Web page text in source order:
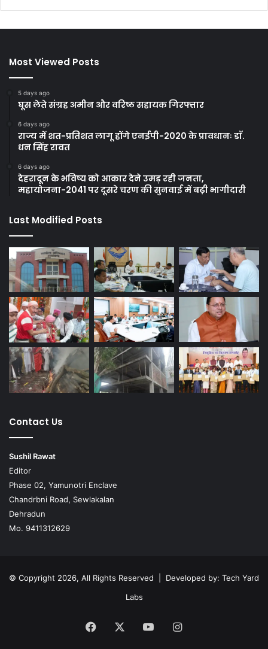
Most Viewed Posts
5 days ago
घूस लेते संग्रह अमीन और वरिष्ठ सहायक गिरफ्तार
6 days ago
राज्य में शत-प्रतिशत लागू होंगे एनईपी-2020 के प्रावधानः डाॅ.
धन सिंह रावत
6 days ago
देहरादून के भविष्य को आकार देने उमड़ रही जनता,
महायोजना-2041 पर दूसरे चरण की सुनवाई में बढ़ी भागीदारी
Last Modified Posts
Contact Us
Sushil Rawat
Editor
Phase 02, Yamunotri Enclave
Chandrbni Road, Sewlakalan
Dehradun
Mo. 9411312629
© Copyright 2026, All Rights Reserved | Developed by: Tech Yard
Labs
Facebook YouTubeInstagram